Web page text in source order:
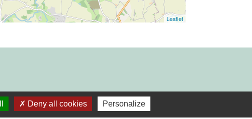
Leaflet
Deny all cookies Personalize